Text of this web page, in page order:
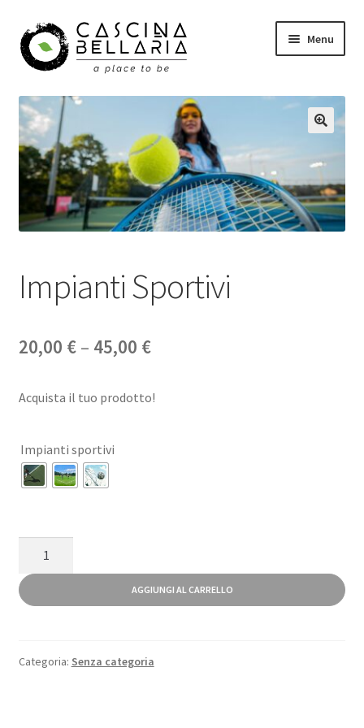
Vai
alla
navigazione
Vai
al
contenuto
Menu
Shop
Eventi
Corsi
Wellness
Il mio account
Impianti Sportivi
20,00 €– 45,00 €
Acquista il tuo prodotto!
Impianti sportivi
quantità
AGGIUNGI AL CARRELLO
Categoria: Senza categoria